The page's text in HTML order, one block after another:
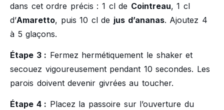
dans cet ordre précis : 1 cl de Cointreau, 1 cl
d’Amaretto, puis 10 cl de jus d’ananas. Ajoutez 4
à 5 glaçons.
Étape 3 : Fermez hermétiquement le shaker et
secouez vigoureusement pendant 10 secondes. Les
parois doivent devenir givrées au toucher.
Étape 4 : Placez la passoire sur l’ouverture du